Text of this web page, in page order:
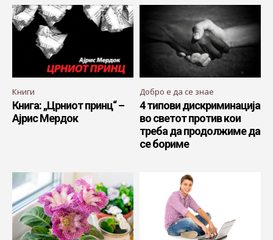
Книги
Книга: „Црниот принц“ –
Ајрис Мердок
Добро е да се знае
4 типови дискриминација
во светот против кои
треба да продолжиме да
се бориме